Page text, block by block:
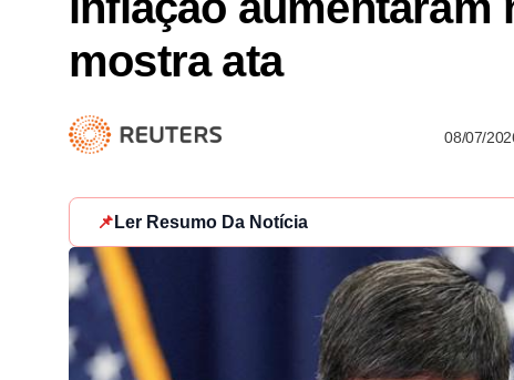
mostra ata
08/07/
📌 Ler Resumo Da Notícia